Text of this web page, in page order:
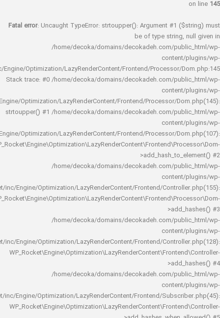
Fatal error : Uncaught TypeError: strtoupper(): Argument #1
be of type string,
/home/decoka/domains/decokadeh.com/
rocket/inc/Engine/Optimization/LazyRenderContent/Frontend/Processor/
Stack trace: #0 /home/decoka/domains/decokadeh.com/
rocket/inc/Engine/Optimization/LazyRenderContent/Frontend/Processor/
strtoupper() #1 /home/decoka/domains/decokadeh.com/
rocket/inc/Engine/Optimization/LazyRenderContent/Frontend/Processor/
/home/decoka/domains/decokadeh.com/
rocket/inc/Engine/Optimization/LazyRenderContent/Frontend/
/home/decoka/domains/decokadeh.com/
rocket/inc/Engine/Optimization/LazyRenderContent/Frontend/
/home/decoka/domains/decokadeh.com/
rocket/inc/Engine/Optimization/LazyRenderContent/Frontend/